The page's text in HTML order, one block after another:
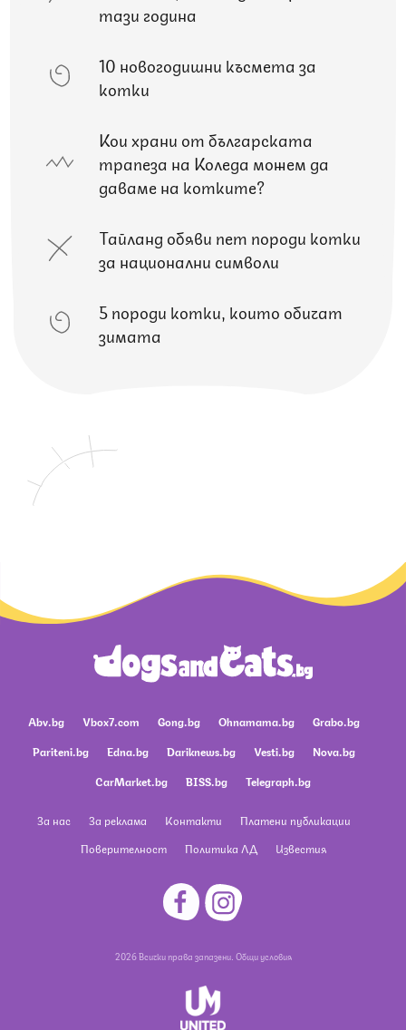
тази година
10 новогодишни късмета за
котки
Кои храни от българската
трапеза на Коледа можем да
даваме на котките?
Тайланд обяви пет породи котки
за национални символи
5 породи котки, които обичат
зимата
Abv.bg Vbox7.com Gong.bg Ohnamama.bg
Grabo.bg
Pariteni.bg
Edna.bg Dariknews.bg Vesti.bg
Nova.bg
CarMarket.bg
BISS.bg Telegraph.bg
За нас За реклама Контакти
Платени публикации
Поверителност
Политика ЛД Известия
2026 Всички права запазени. Общи условия